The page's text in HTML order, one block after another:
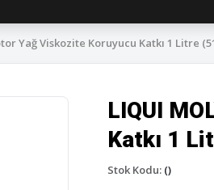
Yağ Viskozite Koruyucu Katkı 1 Litre
LIQUI
Katkı 1
Stok Kodu: ()